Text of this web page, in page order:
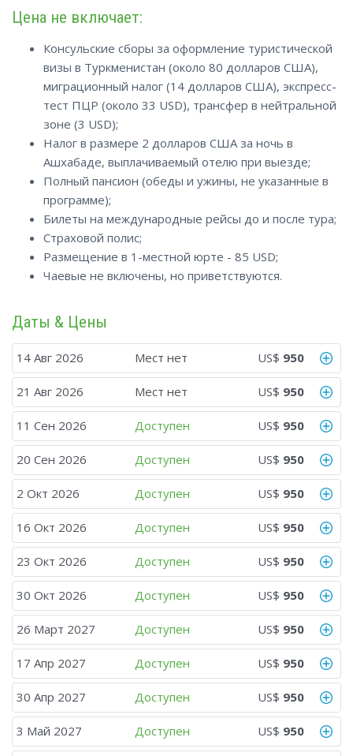
Цена не включает:
Консульские сборы за оформление туристической
визы в Туркменистан (около 80 долларов США),
миграционный налог (14 долларов США), экспресс-
тест ПЦР (около 33 USD), трансфер в нейтральной
зоне (3 USD);
Налог в размере 2 долларов США за ночь в
Ашхабаде, выплачиваемый отелю при выезде;
Полный пансион (обеды и ужины, не указанные в
программе);
Билеты на международные рейсы до и после тура;
Страховой полис;
Размещение в 1-местной юрте - 85 USD;
Чаевые не включены, но приветствуются.
Даты & Цены
14 Авг 2026 Мест нет US$ 950
21 Авг 2026 Мест нет US$ 950
11 Сен 2026 Доступен US$ 950
20 Сен 2026 Доступен US$ 950
2 Окт 2026 Доступен US$ 950
16 Окт 2026 Доступен US$ 950
23 Окт 2026 Доступен US$ 950
30 Окт 2026 Доступен US$ 950
26 Март 2027 Доступен US$ 950
17 Апр 2027 Доступен US$ 950
30 Апр 2027 Доступен US$ 950
3 Май 2027 Доступен US$ 950